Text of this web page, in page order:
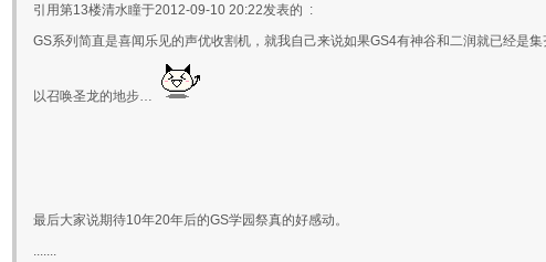
引用第13楼清水瞳于2012-09-10 20:22发表的 :
GS系列简直是喜闻乐见的声优收割机，就我自己来说如果GS4有神谷和二润就已经是
以召唤圣龙的地步…
最后大家说期待10年20年后的GS学园祭真的好感动。
.......